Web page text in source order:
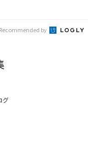
Recommended by
グ